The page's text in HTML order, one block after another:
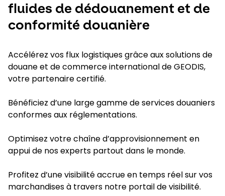
fluides de dédouanement et de
conformité douanière
Accélérez vos flux logistiques grâce aux solutions de
douane et de commerce international de GEODIS,
votre partenaire certifié.
Bénéficiez d’une large gamme de services douaniers
conformes aux réglementations.​
Optimisez votre chaîne d’approvisionnement en
appui de nos experts partout dans le monde.​
Profitez d’une visibilité accrue en temps réel sur vos
marchandises à travers notre portail de visibilité.​